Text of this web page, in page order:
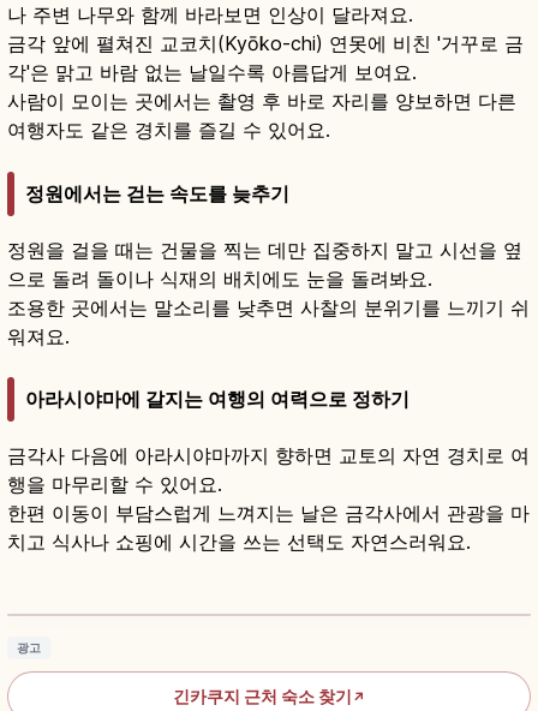
나 주변 나무와 함께 바라보면 인상이 달라져요.
금각 앞에 펼쳐진 교코치(Kyōko-chi) 연못에 비친 '거꾸로 금
각'은 맑고 바람 없는 날일수록 아름답게 보여요.
사람이 모이는 곳에서는 촬영 후 바로 자리를 양보하면 다른
여행자도 같은 경치를 즐길 수 있어요.
정원에서는 걷는 속도를 늦추기
정원을 걸을 때는 건물을 찍는 데만 집중하지 말고 시선을 옆
으로 돌려 돌이나 식재의 배치에도 눈을 돌려봐요.
조용한 곳에서는 말소리를 낮추면 사찰의 분위기를 느끼기 쉬
워져요.
아라시야마에 갈지는 여행의 여력으로 정하기
금각사 다음에 아라시야마까지 향하면 교토의 자연 경치로 여
행을 마무리할 수 있어요.
한편 이동이 부담스럽게 느껴지는 날은 금각사에서 관광을 마
치고 식사나 쇼핑에 시간을 쓰는 선택도 자연스러워요.
금각사｜교토 로쿠온지 황금 누각과 교코치 정
광고
긴카쿠지 근처 숙소 찾기 ↗